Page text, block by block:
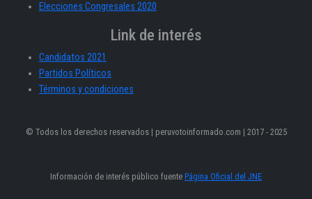
Elecciones Congresales 2020
Link de interés
Candidatos 2021
Partidos Políticos
Términos y condiciones
© Todos los derechos reservados | peruvotoinformado.com | 2017 - 2025
Información de interés público fuente Página Oficial del JNE